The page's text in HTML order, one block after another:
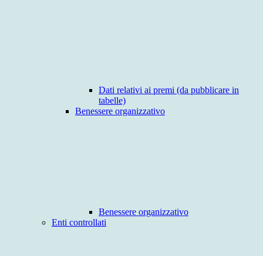
Dati relativi ai premi (da pubblicare in
tabelle)
Benessere organizzativo
Benessere organizzativo
Enti controllati